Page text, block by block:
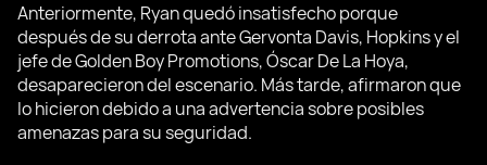
Anteriormente, Ryan quedó insatisfecho porque
después de su derrota ante Gervonta Davis, Hopkins y el
jefe de Golden Boy Promotions, Óscar De La Hoya,
desaparecieron del escenario. Más tarde, afirmaron que
lo hicieron debido a una advertencia sobre posibles
amenazas para su seguridad.